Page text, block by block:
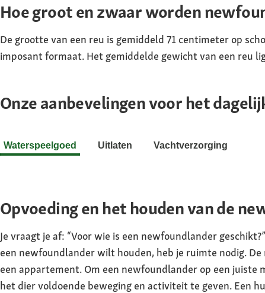
Hoe groot en zwaar worden
De grootte van een reu is gemiddeld 71 centimeter op
imposant formaat. Het gemiddelde gewicht van een reu
Onze aanbevelingen voor het
Waterspeelgoed Uitlaten Vachtverzorging
Opvoeding en het houden van de
Je vraagt je af: “Voor wie is een newfoundlander
een newfoundlander wilt houden, heb je ruimte nodig.
een appartement. Om een newfoundlander op een
het dier voldoende beweging en activiteit te geven. Een